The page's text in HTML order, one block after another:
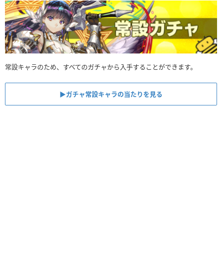
常設キャラのため、すべてのガチャから入手することができます。
▶︎ガチャ常設キャラの当たりを見る